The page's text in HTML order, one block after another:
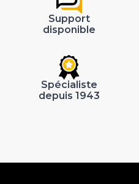
Support
disponible
Spécialiste
depuis 1943